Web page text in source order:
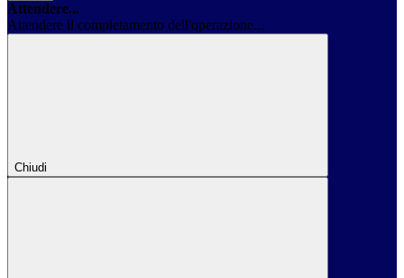
Attendere...
Attendere il completamento dell'operazione...
Chiudi